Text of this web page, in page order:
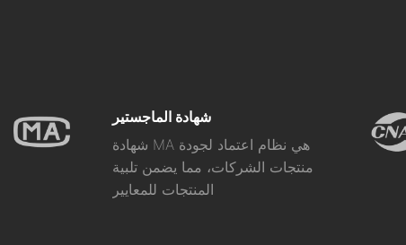
شهادة الماجستير
شهادة MA هي نظام اعتماد لجودة
منتجات الشركات، مما يضمن تلبية
المنتجات للمعايير